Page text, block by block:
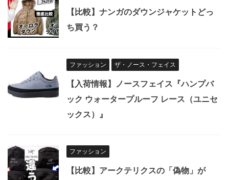
【比較】ナンガのダウンジャケットどっ
ち買う？
ファッション ザ・ノース・フェイス
【入荷情報】ノースフェイス『ハンプバ
ック ウォータープルーフ レース（ユニセ
ックス）』
ファッション
【比較】アークテリクスの「偽物」が